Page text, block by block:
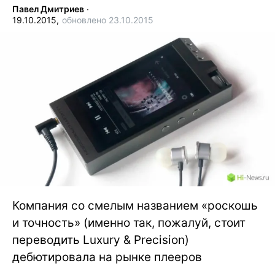
Павел Дмитриев ∙
19.10.2015, обновлено 23.10.2015
Компания со смелым названием «роскошь
и точность» (именно так, пожалуй, стоит
переводить Luxury & Precision)
дебютировала на рынке плееров